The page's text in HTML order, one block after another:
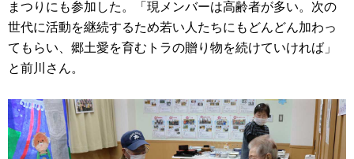
まつりにも参加した。「現メンバーは高齢者が多い。次の
世代に活動を継続するため若い人たちにもどんどん加わっ
てもらい、郷土愛を育むトラの贈り物を続けていければ」
と前川さん。